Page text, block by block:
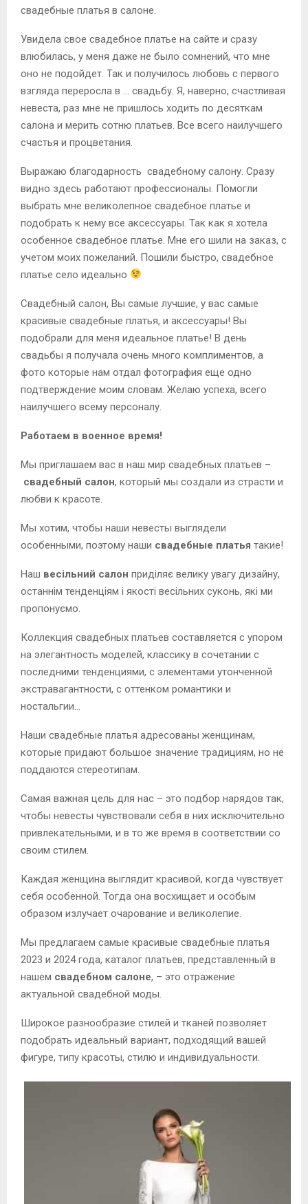
свадебные платья в салоне.
Увидела свое свадебное платье на сайте и сразу
влюбилась, у меня даже не было сомнений, что мне
оно не подойдет. Так и получилось любовь с первого
взгляда переросла в … свадьбу. Я, наверно, счастливая
невеста, раз мне не пришлось ходить по десяткам
салона и мерить сотню платьев. Все всего наилучшего
счастья и процветания.
Выражаю благодарность свадебному салону. Сразу
видно здесь работают профессионалы. Помогли
выбрать мне великолепное свадебное платье и
подобрать к нему все аксессуары. Так как я хотела
особенное свадебное платье. Мне его шили на заказ, с
учетом моих пожеланий. Пошили быстро, свадебное
платье село идеально
Свадебный салон, Вы самые лучшие, у вас самые
красивые свадебные платья, и аксессуары! Вы
подобрали для меня идеальное платье! В день
свадьбы я получала очень много комплиментов, а
фото которые нам отдал фотография еще одно
подтверждение моим словам. Желаю успеха, всего
наилучшего всему персоналу.
Работаем в военное время!
Мы приглашаем вас в наш мир свадебных платьев –
свадебный салон, который мы создали из страсти и
любви к красоте.
Мы хотим, чтобы наши невесты выглядели
особенными, поэтому наши свадебные платья такие!
Наш весільний салон приділяє велику увагу дизайну,
останнім тенденціям і якості весільних суконь, які ми
пропонуємо.
Коллекция свадебных платьев составляется с упором
на элегантность моделей, классику в сочетании с
последними тенденциями, с элементами утонченной
экстравагантности, с оттенком романтики и
ностальгии…
Наши свадебные платья адресованы женщинам,
которые придают большое значение традициям, но не
поддаются стереотипам.
Самая важная цель для нас – это подбор нарядов так,
чтобы невесты чувствовали себя в них исключительно
привлекательными, и в то же время в соответствии со
своим стилем.
Каждая женщина выглядит красивой, когда чувствует
себя особенной. Тогда она восхищает и особым
образом излучает очарование и великолепие.
Мы предлагаем самые красивые свадебные платья
2023 и 2024 года, каталог платьев, представленный в
нашем свадебном салоне, – это отражение
актуальной свадебной моды.
Широкое разнообразие стилей и тканей позволяет
подобрать идеальный вариант, подходящий вашей
фигуре, типу красоты, стилю и индивидуальности.